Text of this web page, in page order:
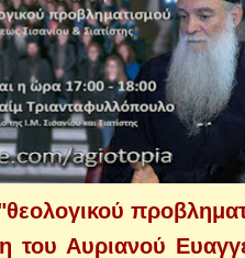
Αυριανού